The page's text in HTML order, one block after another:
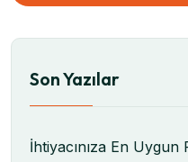
Son Yazılar
İhtiyacınıza En Uygun